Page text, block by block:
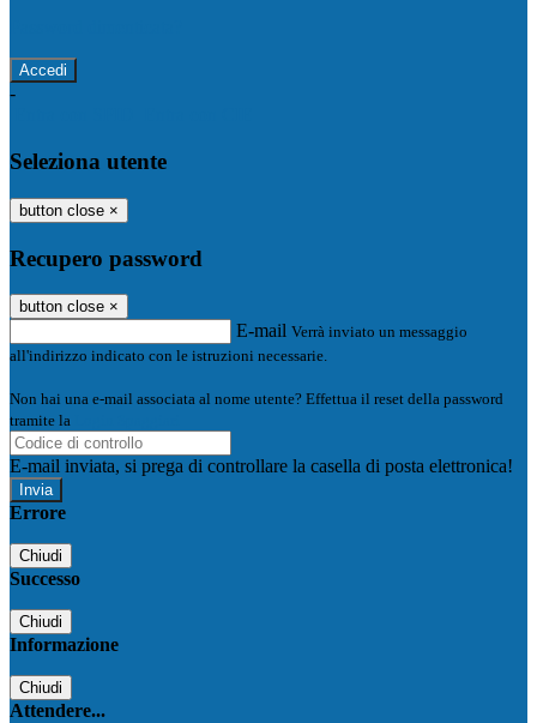
-
Seleziona utente
button close ×
Recupero password
button close ×
E-mail Verrà inviato un messaggio
all'indirizzo indicato con le istruzioni necessarie.
Non hai una e-mail associata al nome utente? Effettua il reset della password
tramite la
E-mail inviata, si prega di controllare la casella di posta elettronica!
Errore
Chiudi
Successo
Chiudi
Informazione
Chiudi
Attendere...